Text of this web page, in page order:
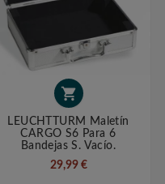

LEUCHTTURM Maletín
CARGO S6 Para 6
Bandejas S. Vacío.
29,99 €